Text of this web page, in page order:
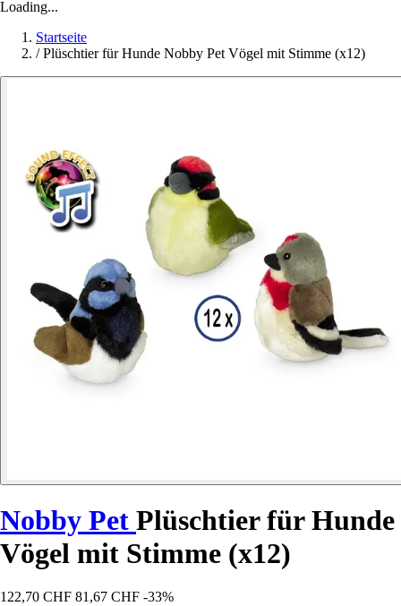
Loading...
Startseite
/ Plüschtier für Hunde Nobby Pet Vögel mit Stimme (x12)
Nobby Pet Plüschtier für Hunde
Vögel mit Stimme (x12)
122,70 CHF 81,67 CHF -33%